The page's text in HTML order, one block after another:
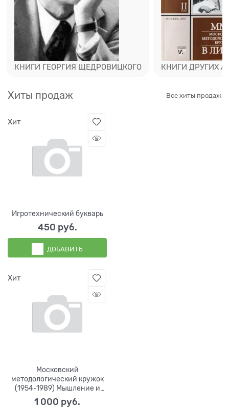
КНИГИ ГЕОРГИЯ ЩЕДРОВИЦКОГО КНИГИ ДРУГИХ
Хиты продаж Все хиты продаж
Хит
Игротехнический букварь
450 руб.
ДОБАВИТЬ
Хит
Московский
методологический кружок
(1954-1989) Мышление и
деятельность
1 000 руб.